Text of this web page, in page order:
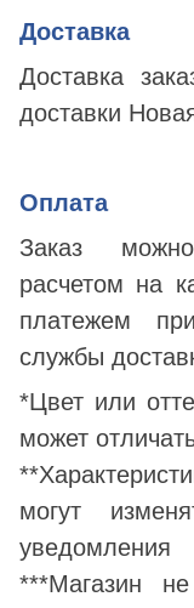
Доставка
Доставка
доставки
Оплата
Заказ
расчетом на
платежем
службы
*Цвет или
может
могут
уведомления
***Магазин